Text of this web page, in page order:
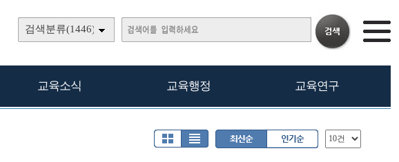
검색분류(1446)
교육소식 교육행정 교육연구